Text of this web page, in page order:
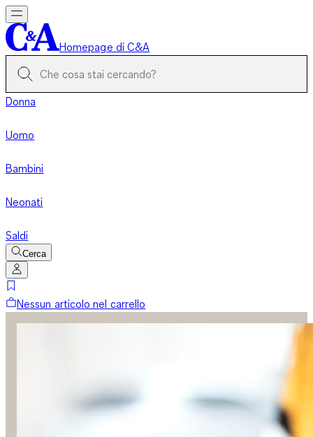
Homepage di C&A
Donna
Uomo
Bambini
Neonati
Saldi
Cerca
Nessun articolo nel carrello